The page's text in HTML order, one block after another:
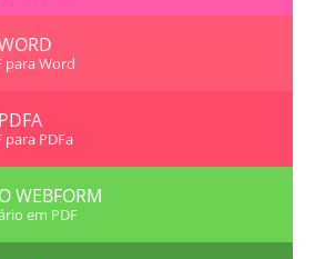
para Word
para PDFa
WEBFORM
em PDF